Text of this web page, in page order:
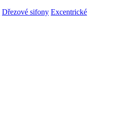
Dřezové sifony Excentrické